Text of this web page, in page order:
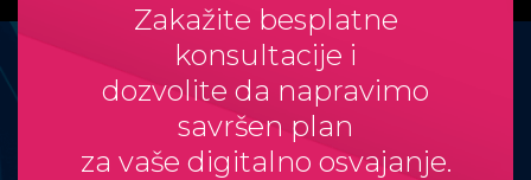
Zakažite besplatne
konsultacije i
dozvolite da napravimo
savršen plan
za vaše digitalno osvajanje.